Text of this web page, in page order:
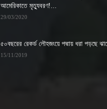
আমেরিকাতে মৃত্যুবরণ!...
29/03/2020
৫০বছরের রেকর্ড লৌহজংয়ে পদ্মায় ধরা পড়ছে
15/11/2019